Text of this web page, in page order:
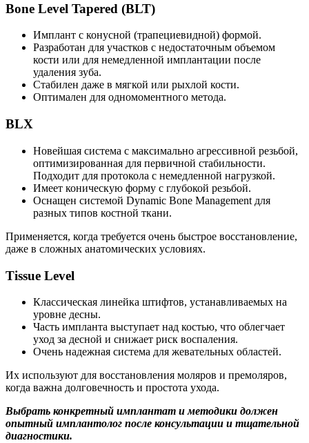
Bone Level Tapered (BLT)
Имплант с конусной (трапециевидной) формой.
Разработан для участков с недостаточным объемом
кости или для немедленной имплантации после
удаления зуба.
Стабилен даже в мягкой или рыхлой кости.
Оптимален для одномоментного метода.
BLX
Новейшая система с максимально агрессивной резьбой,
оптимизированная для первичной стабильности.
Подходит для протокола с немедленной нагрузкой.
Имеет коническую форму с глубокой резьбой.
Оснащен системой Dynamic Bone Management для
разных типов костной ткани.
Применяется, когда требуется очень быстрое восстановление,
даже в сложных анатомических условиях.
Tissue Level
Классическая линейка штифтов, устанавливаемых на
уровне десны.
Часть импланта выступает над костью, что облегчает
уход за десной и снижает риск воспаления.
Очень надежная система для жевательных областей.
Их используют для восстановления моляров и премоляров,
когда важна долговечность и простота ухода.
Выбрать конкретный имплантат и методики должен
опытный имплантолог после консультации и тщательной
диагностики.